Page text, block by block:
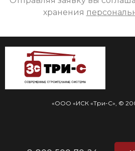
хранения
«ООО «ИСК «Три-С», ©